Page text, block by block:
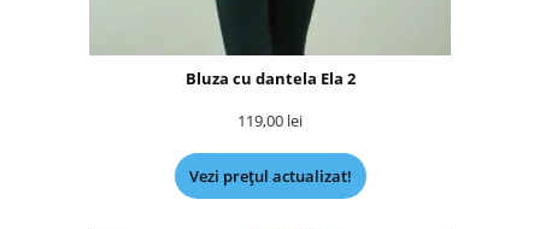
Bluza cu dantela Ela 2
119,00 lei
Vezi prețul actualizat!